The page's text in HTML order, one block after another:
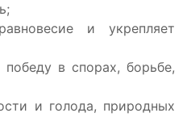
и укрепляет
в спорах, борьбе,
и голода, природных